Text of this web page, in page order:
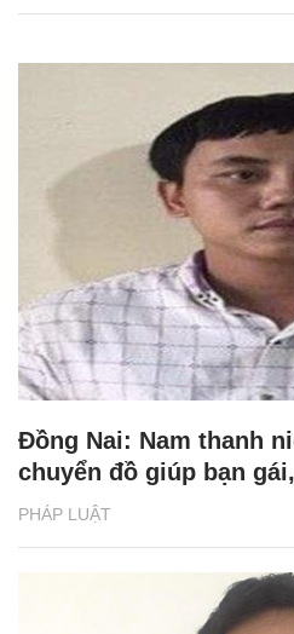
PHÁP LUẬT
Đồng Nai: Nam thanh
chuyển đồ giúp bạn